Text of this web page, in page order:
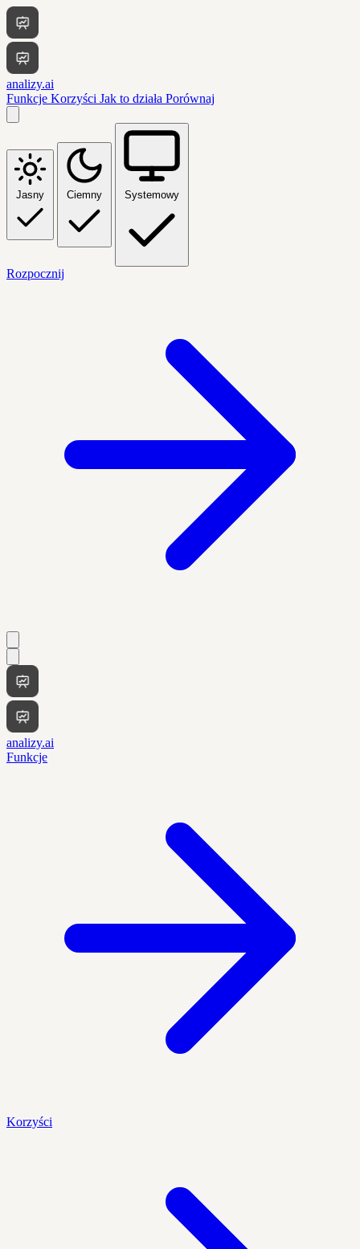
analizy.ai
Funkcje Korzyści Jak to działa Porównaj
Jasny Ciemny Systemowy
Rozpocznij
analizy.ai
Funkcje
Korzyści